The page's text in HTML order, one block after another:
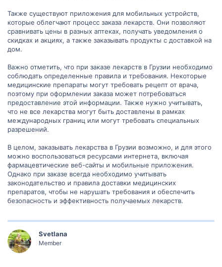
Также существуют приложения для мобильных устройств,
которые облегчают процесс заказа лекарств. Они позволяют
сравнивать цены в разных аптеках, получать уведомления о
скидках и акциях, а также заказывать продукты с доставкой на
дом.
Важно отметить, что при заказе лекарств в Грузии необходимо
соблюдать определенные правила и требования. Некоторые
медицинские препараты могут требовать рецепт от врача,
поэтому при оформлении заказа может потребоваться
предоставление этой информации. Также нужно учитывать,
что не все лекарства могут быть доставлены в рамках
международных границ или могут требовать специальных
разрешений.
В целом, заказывать лекарства в Грузии возможно, и для этого
можно воспользоваться ресурсами интернета, включая
фармацевтические веб-сайты и мобильные приложения.
Однако при заказе всегда необходимо учитывать
законодательство и правила доставки медицинских
препаратов, чтобы не нарушать требования и обеспечить
безопасность и эффективность получаемых лекарств.
Svetlana
Member